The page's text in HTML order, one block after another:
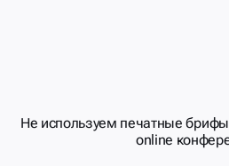
Не используем печатные
online